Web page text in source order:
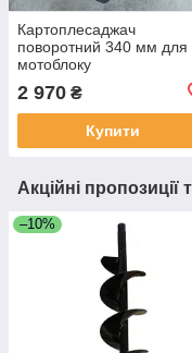
Картоплесаджач
поворотний 340 мм для
мотоблоку
2 970 ₴
Купити
Акційні пропозиції
–10%